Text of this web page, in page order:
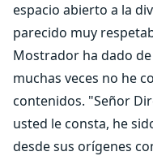
espacio abierto a la
parecido muy
Mostrador ha dado
muchas veces no he
contenidos. "Señor
usted le consta, he
desde sus orígenes